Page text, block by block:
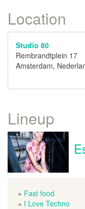
Location
Studio 80
Rembrandtplein 17
Amsterdam,
Lineup
» Fast food
« I Love Techno